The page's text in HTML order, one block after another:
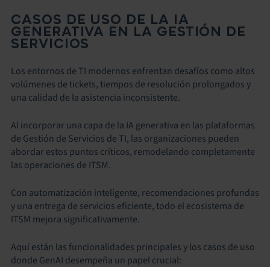
CASOS DE USO DE LA IA
GENERATIVA EN LA GESTIÓN DE
SERVICIOS
Los entornos de TI modernos enfrentan desafíos como altos
volúmenes de tickets, tiempos de resolución prolongados y
una calidad de la asistencia inconsistente.
Al incorporar una capa de la IA generativa en las plataformas
de Gestión de Servicios de TI, las organizaciones pueden
abordar estos puntos críticos, remodelando completamente
las operaciones de ITSM.
Con automatización inteligente, recomendaciones profundas
y una entrega de servicios eficiente, todo el ecosistema de
ITSM mejora significativamente.
Aquí están las funcionalidades principales y los casos de uso
donde GenAI desempeña un papel crucial: